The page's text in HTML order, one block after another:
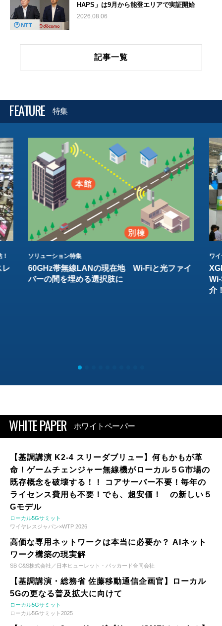
HAPS」は9月から能登エリアで実証開始
2026.08.06
記事一覧
FEATURE 特集
レ
ソリューション特集
60GHz帯無線LANの現在地 Wi-Fiと光ファイ
バーの間を埋める選択肢に
ワ
介
WHITE PAPER ホワイトペーパー
【基調講演 K2-4 スリーダブリュー】何もかもが革
命！ゲームチェンジャー無線機がローカル５G市場の
既存概念を破壊する！！ コアサーバー不要！毎年の
ライセンス費用も不要！でも、超安価！ の新しい５
Gモデル
ローカル5Gサミット
ワイヤレスジャパン×WTP 2026
高価な専用ネットワークは本当に必要か？ AIネット
ワーク構築の現実解
SB C&S株式会社／日本ヒューレット・パッカード合同会社
【基調講演・総務省 佐藤移動通信企画官】ローカル
5Gの更なる普及拡大に向けて
ローカル5Gサミット
ローカル5Gサミット2025